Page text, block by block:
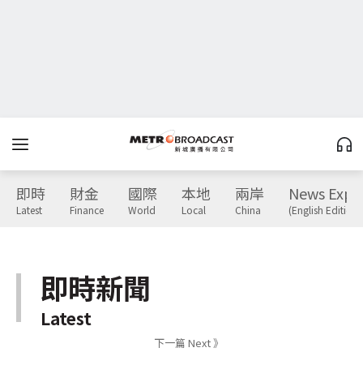
即時
Latest
財金
Finance
國際
World
本地
Local
兩岸
China
News
(English Edition)
即時新聞
Latest
下一篇 Next 》